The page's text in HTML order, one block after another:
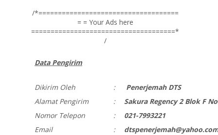
/*====================================
= = Your Ads here
=====================================*
/
Data Pengirim
Dikirim Oleh :
Penerjemah DTS
Alamat Pengirim
:
Sakura Regency 2 Blok F
Nomor Telepon
:
021-7993221
Email
: